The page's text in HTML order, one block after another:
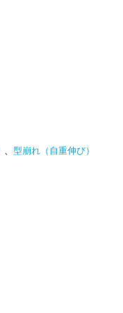
、 型崩れ（自重伸び）